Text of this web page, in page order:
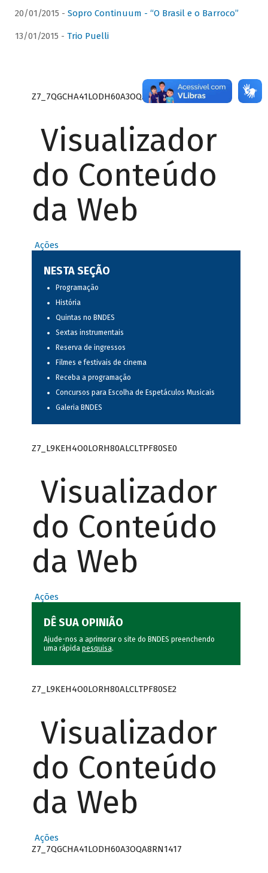
20/01/2015 - Sopro Continuum - “O Brasil e o Barroco”
13/01/2015 - Trio Puelli
Z7_7QGCHA41LODH60A3OQA8RN1415
Visualizador
do Conteúdo
da Web
Ações
NESTA SEÇÃO
Programação
História
Quintas no BNDES
Sextas instrumentais
Reserva de ingressos
Filmes e festivais de cinema
Receba a programação
Concursos para Escolha de Espetáculos Musicais
Galeria BNDES
Z7_L9KEH4O0LORH80ALCLTPF80SE0
Visualizador
do Conteúdo
da Web
Ações
DÊ SUA OPINIÃO
Ajude-nos a aprimorar o site do BNDES preenchendo
uma rápida pesquisa.
Z7_L9KEH4O0LORH80ALCLTPF80SE2
Visualizador
do Conteúdo
da Web
Ações
Z7_7QGCHA41LODH60A3OQA8RN1417